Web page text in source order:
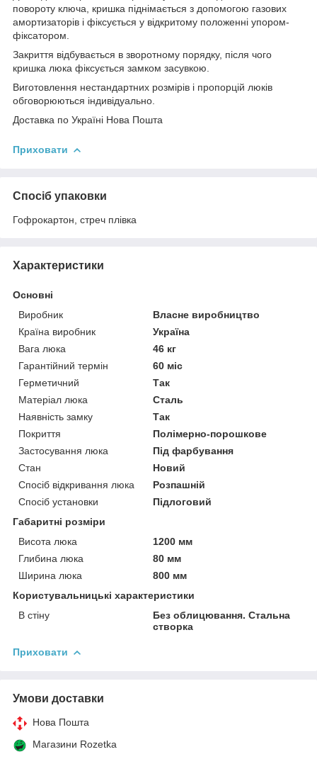
повороту ключа, кришка піднімається з допомогою газових
амортизаторів і фіксується у відкритому положенні упором-
фіксатором.
Закриття відбувається в зворотному порядку, після чого
кришка люка фіксується замком засувкою.
Виготовлення нестандартних розмірів і пропорцій люків
обговорюються індивідуально.
Доставка по Україні Нова Пошта
Приховати
Спосіб упаковки
Гофрокартон, стреч плівка
Характеристики
Основні
Виробник
Власне виробництво
Країна виробник
Україна
Вага люка
46 кг
Гарантійний термін
60 міс
Герметичний
Так
Матеріал люка
Сталь
Наявність замку
Так
Покриття
Полімерно-порошкове
Застосування люка
Під фарбування
Стан
Новий
Спосіб відкривання люка
Розпашній
Спосіб установки
Підлоговий
Габаритні розміри
Висота люка
1200 мм
Глибина люка
80 мм
Ширина люка
800 мм
Користувальницькі характеристики
В стіну
Без облицювання. Стальна
створка
Приховати
Умови доставки
Нова Пошта
Магазини Rozetka